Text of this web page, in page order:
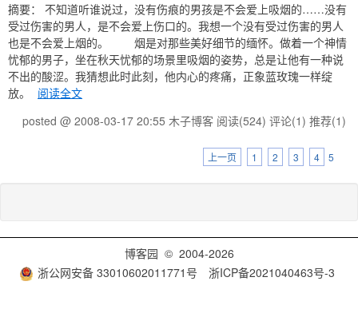
摘要： 不知道听谁说过，没有伤痕的男孩是不会爱上吸烟的……没有
受过伤害的男人，是不会爱上伤口的。我想一个没有受过伤害的男人
也是不会爱上烟的。 烟是对那些美好细节的缅怀。做着一个神情
忧郁的男子，坐在秋天忧郁的场景里吸烟的姿势，总是让他有一种说
不出的酸涩。我猜想此时此刻，他内心的疼痛，正象蓝玫瑰一样绽
放。
阅读全文
posted @ 2008-03-17 20:55 木子博客 阅读(524) 评论(1) 推荐(1)
上一页 1 2 3 4 5
博客园 © 2004-2026
浙公网安备 33010602011771号
浙ICP备2021040463号-3